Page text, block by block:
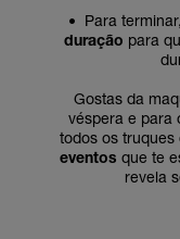
• Para terminar,
duração para
Gostas da
véspera e para
todos os truques
eventos que te
revela